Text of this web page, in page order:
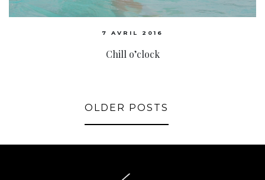
7 AVRIL 2016
Chill o’clock
OLDER POSTS